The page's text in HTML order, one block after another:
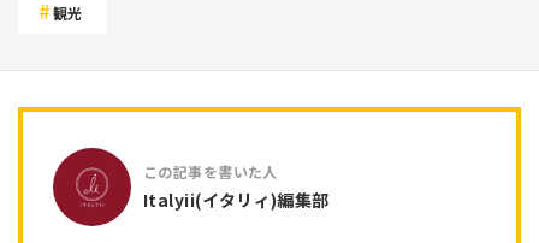
観光
Italyii(イタリィ)編集部